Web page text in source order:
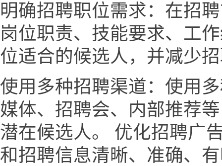
明确招聘职位需求：在招
岗位职责、技能要求、工
位适合的候选人，并减少
使用多种招聘渠道：使用
媒体、招聘会、内部推荐
潜在候选人。 优化招聘广
和招聘信息清晰、准确、